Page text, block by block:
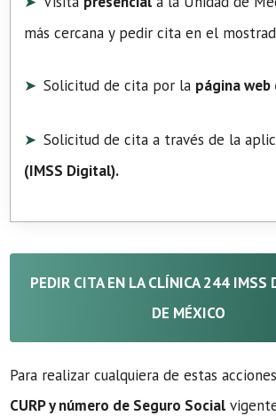
más cercana y pedir cita en el
Solicitud de cita por la página web
Solicitud de cita a través de la
(IMSS Digital).
PEDIR CITA EN LA CLÍNICA 244 IMSS
DE MÉXICO
Para realizar cualquiera de estas
CURP y número de Seguro Social